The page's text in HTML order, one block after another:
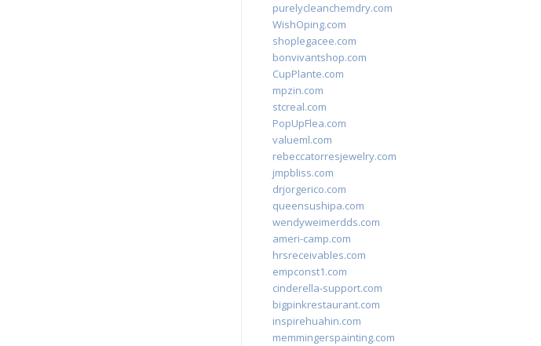
purelycleanchemdry.com
WishOping.com
shoplegacee.com
bonvivantshop.com
CupPlante.com
mpzin.com
stcreal.com
PopUpFlea.com
valueml.com
rebeccatorresjewelry.com
jmpbliss.com
drjorgerico.com
queensushipa.com
wendyweimerdds.com
ameri-camp.com
hrsreceivables.com
empconst1.com
cinderella-support.com
bigpinkrestaurant.com
inspirehuahin.com
memmingerspainting.com